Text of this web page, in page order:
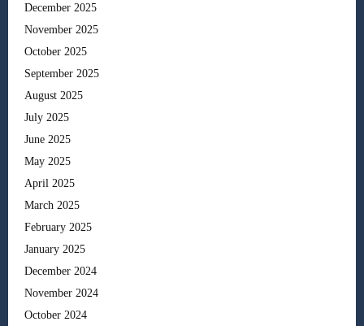
December 2025
November 2025
October 2025
September 2025
August 2025
July 2025
June 2025
May 2025
April 2025
March 2025
February 2025
January 2025
December 2024
November 2024
October 2024